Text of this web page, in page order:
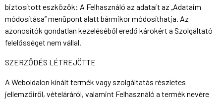
biztosított eszközök: A Felhasználó az adatait az „Adataim
módosítása” menüpont alatt bármikor módosíthatja. Az
azonosítók gondatlan kezeléséből eredő károkért a Szolgáltató
felelősséget nem vállal.
SZERZŐDÉS LÉTREJÖTTE
A Weboldalon kínált termék vagy szolgáltatás részletes
jellemzőiről, vételáráról, valamint Felhasználó a termék nevére